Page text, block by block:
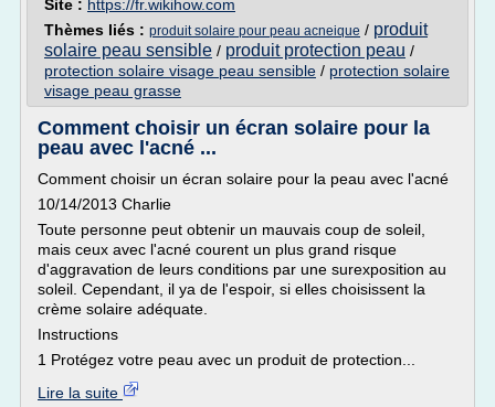
Site : https://fr.wikihow.com
Thèmes liés : produit solaire pour peau acneique / produit
solaire peau sensible / produit protection peau /
protection solaire visage peau sensible / protection solaire
visage peau grasse
Comment choisir un écran solaire pour la
peau avec l'acné ...
Comment choisir un écran solaire pour la peau avec l'acné
10/14/2013 Charlie
Toute personne peut obtenir un mauvais coup de soleil,
mais ceux avec l'acné courent un plus grand risque
d'aggravation de leurs conditions par une surexposition au
soleil. Cependant, il ya de l'espoir, si elles choisissent la
crème solaire adéquate.
Instructions
1 Protégez votre peau avec un produit de protection...
Lire la suite